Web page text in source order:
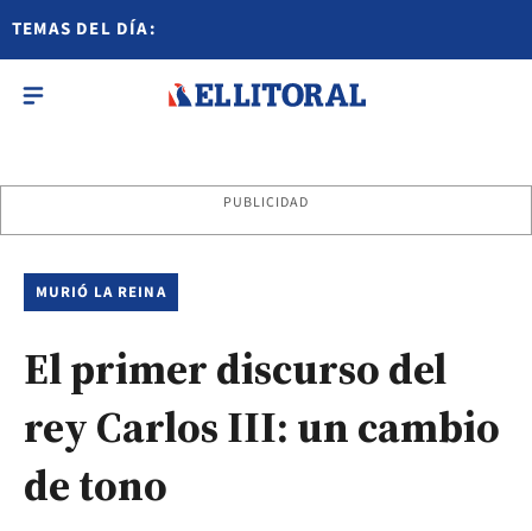
TEMAS DEL DÍA:
PUBLICIDAD
MURIÓ LA REINA
El primer discurso del
rey Carlos III: un cambio
de tono